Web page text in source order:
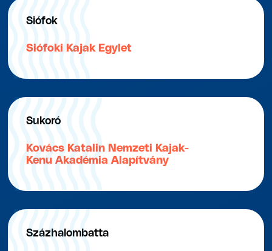
Siófok
Siófoki Kajak Egylet
Sukoró
Kovács Katalin Nemzeti Kajak-
Kenu Akadémia Alapítvány
Százhalombatta